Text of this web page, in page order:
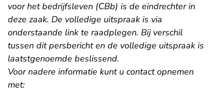
voor het bedrijfsleven (CBb) is de eindrechter in
deze zaak. De volledige uitspraak is via
onderstaande link te raadplegen. Bij verschil
tussen dit persbericht en de volledige uitspraak is
laatstgenoemde beslissend.
Voor nadere informatie kunt u contact opnemen
met: